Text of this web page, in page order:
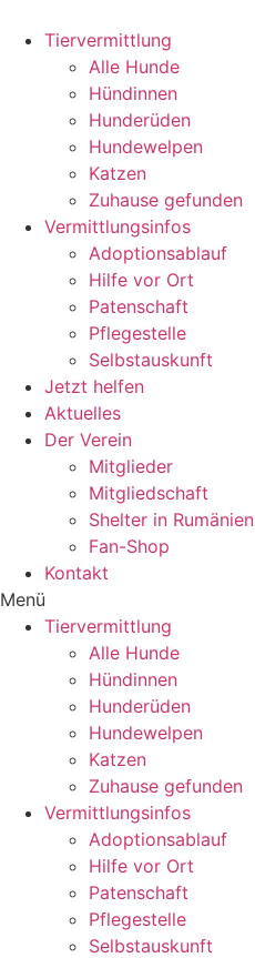
Inhalt
wechseln
Tiervermittlung
Alle Hunde
Hündinnen
Hunderüden
Hundewelpen
Katzen
Zuhause gefunden
Vermittlungsinfos
Adoptionsablauf
Hilfe vor Ort
Patenschaft
Pflegestelle
Selbstauskunft
Jetzt helfen
Aktuelles
Der Verein
Mitglieder
Mitgliedschaft
Shelter in Rumänien
Fan-Shop
Kontakt
Menü
Tiervermittlung
Alle Hunde
Hündinnen
Hunderüden
Hundewelpen
Katzen
Zuhause gefunden
Vermittlungsinfos
Adoptionsablauf
Hilfe vor Ort
Patenschaft
Pflegestelle
Selbstauskunft